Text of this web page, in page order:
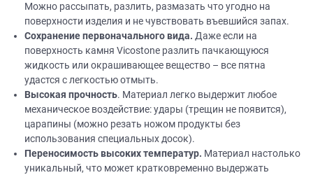
Можно рассыпать, разлить, размазать что угодно на
поверхности изделия и не чувствовать въевшийся запах.
Сохранение первоначального вида. Даже если на
поверхность камня Vicostone разлить пачкающуюся
жидкость или окрашивающее вещество – все пятна
удастся с легкостью отмыть.
Высокая прочность. Материал легко выдержит любое
механическое воздействие: удары (трещин не появится),
царапины (можно резать ножом продукты без
использования специальных досок).
Переносимость высоких температур. Материал настолько
уникальный, что может кратковременно выдержать